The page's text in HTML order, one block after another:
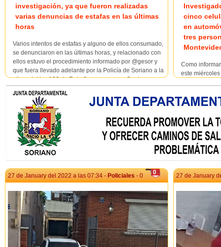
investigación, ya que fueron realizadas
varias denuncias de estafas en las últimas
horas
Varios intentos de estafas y alguno de ellos consumado,
se denunciaron en las últimas horas, y relacionado con
ellos estuvo el procedimiento informado por @gesor y
que fuera llevado adelante por la Policía de Soriano a la
altura del km 196 de Ruta 2, en accesos a Santa
Catalina, donde inicialmente se detuvieron tre...
cinco
en
tres
Como
este
0
27 de January del 2022 a las 07:34 - Policiales - 0 27 de January